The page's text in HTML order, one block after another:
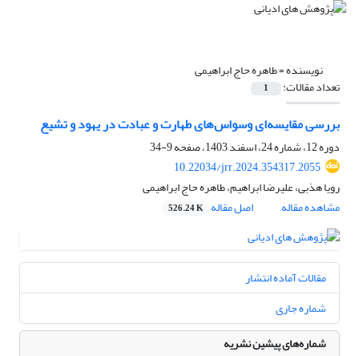
نویسنده =طاهره حاج ابراهیمی
تعداد مقالات: 1
بررسی مقایسه‌ای وسواس‌های طهارت و عبادت در یهود و تشیع
دوره 12، شماره 24، اسفند 1403، صفحه
9-34
10.22034/jrr.2024.354317.2055
رویا هذبی، علیرضا ابراهیم، طاهره حاج ابراهیمی
مشاهده مقاله
اصل مقاله 526.24 K
مقالات آماده انتشار
شماره جاری
شماره‌های پیشین نشریه